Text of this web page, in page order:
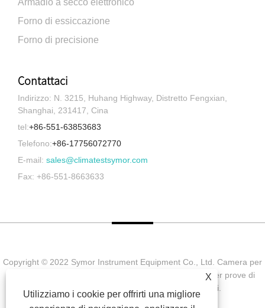
Armadio a secco elettronico
Forno di essiccazione
Forno di precisione
Contattaci
Indirizzo: N. 3215, Huhang Highway, Distretto Fengxian,
Shanghai, 231417, Cina
tel:+86-551-63853683
Telefono:+86-17756072770
E-mail: sales@climatestsymor.com
Fax: +86-551-8663633
Copyright © 2022 Symor Instrument Equipment Co., Ltd. Camera per
prove ambientali, cabina elettronica a secco, camera per prove di
invecchiamento accelerato Tutti i diritti riservati.
X
Utilizziamo i cookie per offrirti una migliore